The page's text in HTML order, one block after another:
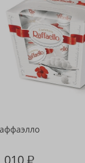
010₽